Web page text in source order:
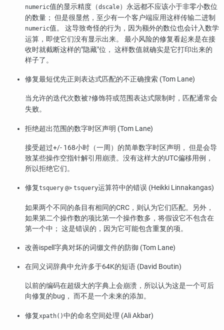
numeric值的显示精度（dscale）永远都不应该小于非零小数位
的数量； 但是很显然，至少有一个客户端应用这样传输二进制
numeric值。 这导致奇怪的行为，因为额外的数位也会计入数学
运算，即使它们没有显示出来。 最小风险的修复看起来是在接
收时就截断这样的"隐藏"位， 这样数值就确实是它打印出来的
样子了。
修复最短优先正则表达式匹配的不正确搜索 (Tom Lane)
当允许的迭代次数被?修饰符或范围表达式限制时，匹配通常会
失败。
拒绝超出范围的数字时区声明 (Tom Lane)
接受超过+/- 168小时（一周）的简单数字时区声明， 但是会导
致某些操作空指针解引用崩溃。没有这样大的UTC偏移用例，
所以拒绝它们。
修复tsquery @> tsquery运算符中的错误 (Heikki Linnakangas)
如果两个不同的条目有相同的CRC，则认为它们匹配。另外，
如果第二个操作数的项比第一个操作数多，将假设它不包含在
第一个中； 这是错误的，因为它可能包含重复的项。
改善ispell字典对坏的词缀文件的防御 (Tom Lane)
在同义词辞典中允许多于64K的短语 (David Boutin)
以前的编码在超级大的字典上会崩溃，所以认为这是一个可后
向修复的bug， 而不是一个未来的添加。
修复 xpath()中的命名空间处理 (Ali Akbar)